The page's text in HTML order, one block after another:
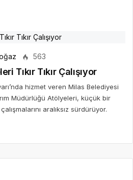
563
Tıkır Tıkır Çalışıyor
hizmet veren Milas Belediyesi
Müdürlüğü Atölyeleri, küçük bir
aralıksız sürdürüyor.